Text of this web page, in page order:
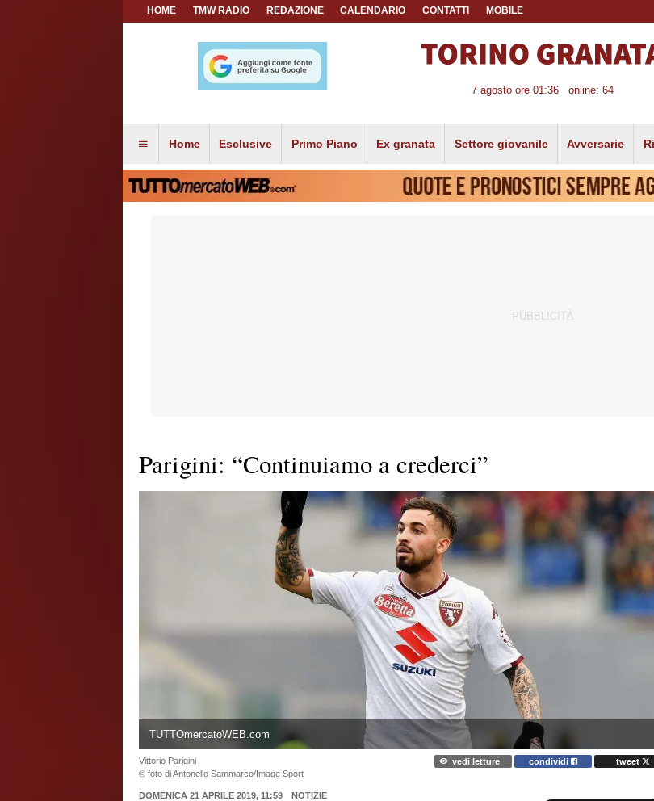
HOME TMW RADIO REDAZIONE CALENDARIO CONTATTI MOBILE
7 agosto ore 01:36 online: 64
Home Esclusive Primo Piano Ex granata Settore giovanile Avversarie
Parigini: “Continuiamo a crederci”
TUTTOmercatoWEB.com
Vittorio Parigini
© foto di Antonello Sammarco/Image Sport
vedi letture condividi tweet
DOMENICA 21 APRILE 2019, 11:59
NOTIZIE